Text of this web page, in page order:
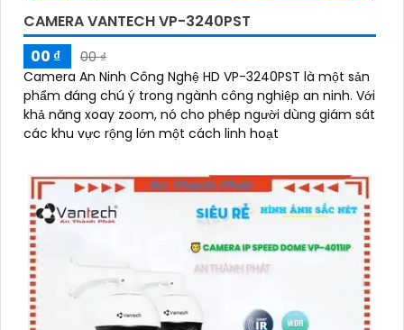
CAMERA VANTECH VP-3240PST
00 ₫
00 ₫
Camera An Ninh Công Nghệ HD VP-3240PST là một sản
phẩm đáng chú ý trong ngành công nghiệp an ninh. Với
khả năng xoay zoom, nó cho phép người dùng giám sát
các khu vực rộng lớn một cách linh hoạt